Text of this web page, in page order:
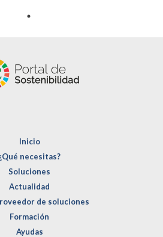
Inicio
necesitas?
Soluciones
Actualidad
de soluciones
Formación
Ayudas